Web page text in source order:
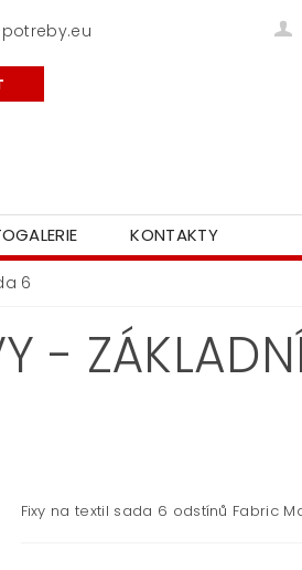
KONTAKTY
6
-
Fixy na textil sada 6 odstínů Fabric